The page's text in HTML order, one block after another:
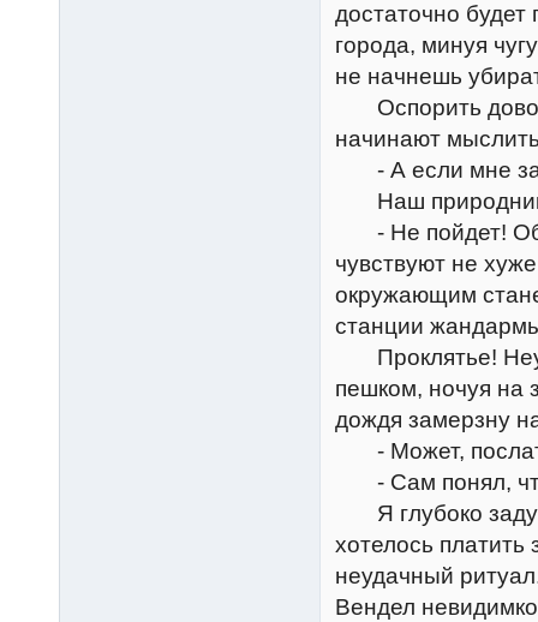
достаточно
города, минуя
не начнешь
Оспорить
начинают
- А если мне
Наш природник
- Не пойдет!
чувствуют не
окружающим
станции
Проклятье!
пешком, ночуя на
дождя замерзну
- Может,
- Сам понял,
Я глубоко
хотелось платить
неудачный
Вендел